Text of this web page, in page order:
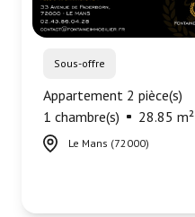
Sous-offre
Appartement 2 pièce(s)
1 chambre(s)
28.85 m²
Le Mans (72000)